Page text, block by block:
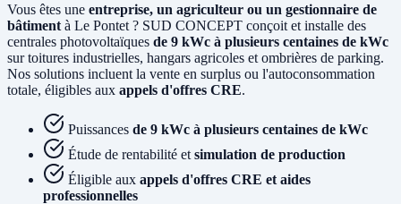
Vous êtes une entreprise, un agriculteur ou un gestionnaire de
bâtiment à Le Pontet ? SUD CONCEPT conçoit et installe des
centrales photovoltaïques de 9 kWc à plusieurs centaines de kWc
sur toitures industrielles, hangars agricoles et ombrières de parking.
Nos solutions incluent la vente en surplus ou l'autoconsommation
totale, éligibles aux appels d'offres CRE.
Puissances de 9 kWc à plusieurs centaines de kWc
Étude de rentabilité et simulation de production
Éligible aux appels d'offres CRE et aides
professionnelles